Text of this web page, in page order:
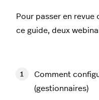
Pour passer en revue
ce guide, deux
Comment
(gestionnaires)